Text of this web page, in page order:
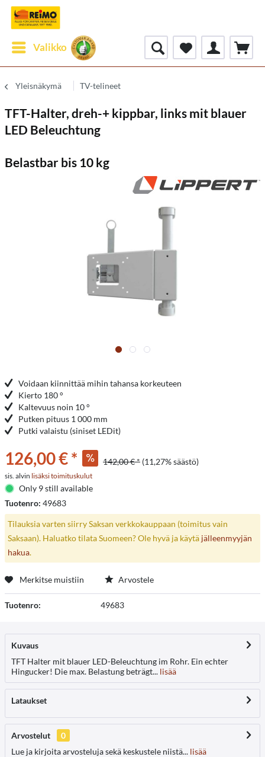
Valikko
Yleisnäkymä TV-telineet
TFT-Halter, dreh-+ kippbar, links mit blauer
LED Beleuchtung
Belastbar bis 10 kg
Voidaan kiinnittää mihin tahansa korkeuteen
Kierto 180 °
Kaltevuus noin 10 °
Putken pituus 1 000 mm
Putki valaistu (siniset LEDit)
126,00 € * 142,00 € * (11,27% säästö)
sis. alvin lisäksi toimituskulut
Only 9 still available
Tuotenro: 49683
Tilauksia varten siirry Saksan verkkokauppaan (toimitus vain
Saksaan). Haluatko tilata Suomeen? Ole hyvä ja käytä jälleenmyyjän
hakua.
Merkitse muistiin Arvostele
Tuotenro: 49683
Kuvaus
TFT Halter mit blauer LED-Beleuchtung im Rohr. Ein echter
Hingucker! Die max. Belastung beträgt... lisää
Lataukset
Arvostelut
0
Lue ja kirjoita arvosteluja sekä keskustele niistä... lisää